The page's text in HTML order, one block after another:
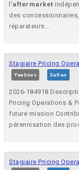
l'aftermarket
des
réparateurs...
Stagiaire Pricing
Yvelines Safran
2026-184918
Pricing Operations &
future mission
pérennisation des
Stagiaire Pricing